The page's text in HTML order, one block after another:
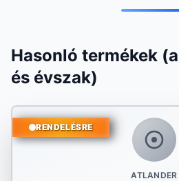
Hasonló termékek
és évszak)
ATLANDER
RENDELÉSRE